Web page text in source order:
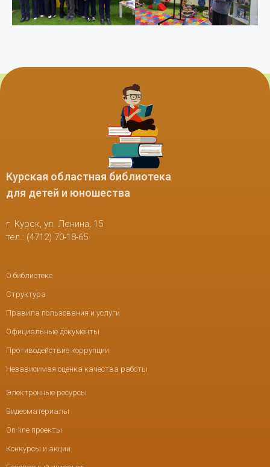
Курская областная библиотека
для детей и юношества
г. Курск, ул. Ленина, 15
тел.: (4712) 70-18-65
О библиотеке
Структура
Правила пользования и услуги
Официальные документы
Противодействие коррупции
Независимая оценка качества работы
Электронные ресурсы
Видеоматериалы
On-line проекты
Конкурсы и акции